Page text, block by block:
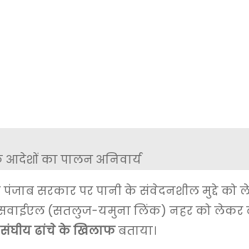
पंजाब सरकार पर पानी के संवेदनशील मुद्दे को
एसवाईएल (सतलुज-यमुना लिंक) नहर को लेकर
संघीय ढांचे के खिलाफबताया।